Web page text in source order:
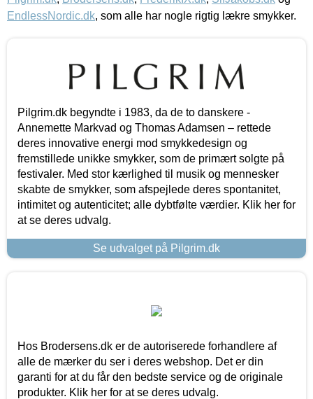
EndlessNordic.dk, som alle har nogle rigtig lækre smykker.
Pilgrim.dk begyndte i 1983, da de to danskere -
Annemette Markvad og Thomas Adamsen – rettede
deres innovative energi mod smykkedesign og
fremstillede unikke smykker, som de primært solgte på
festivaler. Med stor kærlighed til musik og mennesker
skabte de smykker, som afspejlede deres spontanitet,
intimitet og autenticitet; alle dybtfølte værdier. Klik her for
at se deres udvalg.
Se udvalget på Pilgrim.dk
Hos Brodersens.dk er de autoriserede forhandlere af
alle de mærker du ser i deres webshop. Det er din
garanti for at du får den bedste service og de originale
produkter. Klik her for at se deres udvalg.